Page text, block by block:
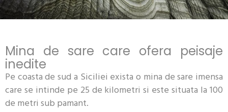
Mina de sare care ofera peisaje
inedite
Pe coasta de sud a Siciliei exista o mina de sare imensa
care se intinde pe 25 de kilometri si este situata la 100
de metri sub pamant.